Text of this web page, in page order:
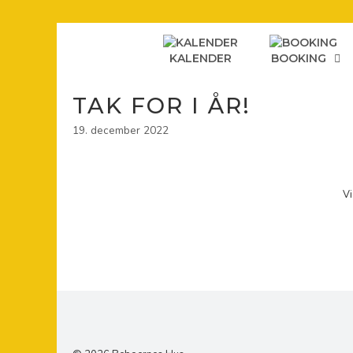
KALENDER BOOKING
TAK FOR I ÅR!
19. december 2022